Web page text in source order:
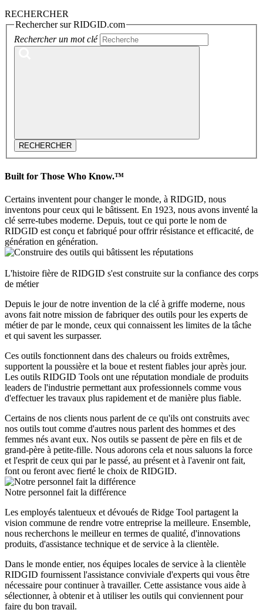
RECHERCHER
Rechercher sur RIDGID.com
Rechercher un mot clé
RECHERCHER
Built for Those Who Know.™
Certains inventent pour changer le monde, à RIDGID, nous
inventons pour ceux qui le bâtissent. En 1923, nous avons inventé la
clé serre-tubes moderne. Depuis, tout ce qui porte le nom de
RIDGID est conçu et fabriqué pour offrir résistance et efficacité, de
génération en génération.
L'histoire fière de RIDGID s'est construite sur la confiance des corps
de métier
Depuis le jour de notre invention de la clé à griffe moderne, nous
avons fait notre mission de fabriquer des outils pour les experts de
métier de par le monde, ceux qui connaissent les limites de la tâche
et qui savent les surpasser.
Ces outils fonctionnent dans des chaleurs ou froids extrêmes,
supportent la poussière et la boue et restent fiables jour après jour.
Les outils RIDGID Tools ont une réputation mondiale de produits
leaders de l'industrie permettant aux professionnels comme vous
d'effectuer les travaux plus rapidement et de manière plus fiable.
Certains de nos clients nous parlent de ce qu'ils ont construits avec
nos outils tout comme d'autres nous parlent des hommes et des
femmes nés avant eux. Nos outils se passent de père en fils et de
grand-père à petite-fille. Nous adorons cela et nous saluons la force
et l'esprit de ceux qui par le passé, au présent et à l'avenir ont fait,
font ou feront avec fierté le choix de RIDGID.
Notre personnel fait la différence
Les employés talentueux et dévoués de Ridge Tool partagent la
vision commune de rendre votre entreprise la meilleure. Ensemble,
nous recherchons le meilleur en termes de qualité, d'innovations
produits, d'assistance technique et de service à la clientèle.
Dans le monde entier, nos équipes locales de service à la clientèle
RIDGID fournissent l'assistance conviviale d'experts qui vous être
nécessaire pour continuer à travailler. Cette assistance vous aide à
sélectionner, à obtenir et à utiliser les outils qui conviennent pour
faire du bon travail.